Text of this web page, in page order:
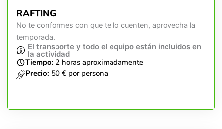
RAFTING
No te conformes con que te lo cuenten, aprovecha la
temporada.
El transporte y todo el equipo están incluidos en
la actividad
Tiempo: 2 horas aproximadamente
Precio: 50 € por persona